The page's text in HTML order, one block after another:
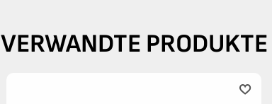
VERWANDTE PRODUKTE